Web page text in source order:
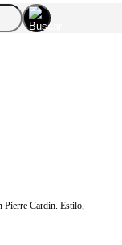
Pierre Cardin. Estilo,